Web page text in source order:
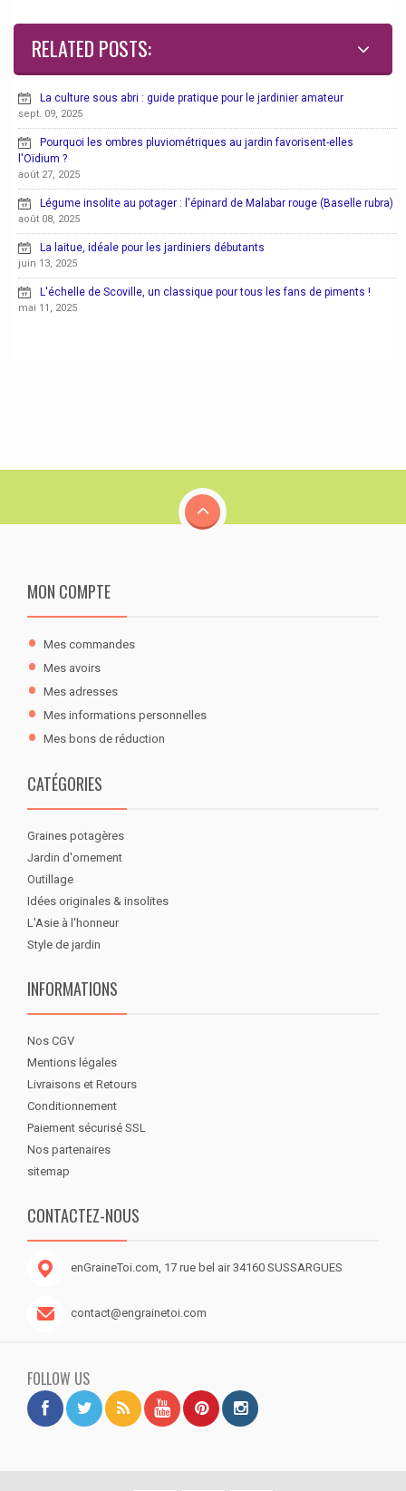
RELATED POSTS:
La culture sous abri : guide pratique pour le jardinier amateur
sept. 09, 2025
Pourquoi les ombres pluviométriques au jardin favorisent-elles
l'Oïdium ?
août 27, 2025
Légume insolite au potager : l'épinard de Malabar rouge (Baselle rubra)
août 08, 2025
La laitue, idéale pour les jardiniers débutants
juin 13, 2025
L'échelle de Scoville, un classique pour tous les fans de piments !
mai 11, 2025
MON COMPTE
Mes commandes
Mes avoirs
Mes adresses
Mes informations personnelles
Mes bons de réduction
CATÉGORIES
Graines potagères
Jardin d'ornement
Outillage
Idées originales & insolites
L'Asie à l'honneur
Style de jardin
INFORMATIONS
Nos CGV
Mentions légales
Livraisons et Retours
Conditionnement
Paiement sécurisé SSL
Nos partenaires
sitemap
CONTACTEZ-NOUS
enGraineToi.com, 17 rue bel air 34160 SUSSARGUES
contact@engrainetoi.com
FOLLOW US